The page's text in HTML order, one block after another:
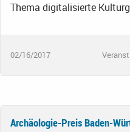
Thema digitalisierte
02/16/2017
Archäologie-Preis Baden-